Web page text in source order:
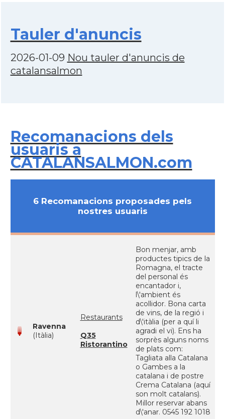
Tauler d'anuncis
2026-01-09 Nou tauler d'anuncis de
catalansalmon
Recomanacions dels
usuaris a
CATALANSALMON.com
6 Recomanacions proposades pels
nostres usuaris
Ravenna
(Itàlia)
Restaurants
Q35
Ristorantino
Bon menjar, amb
productes tipics de la
Romagna, el tracte
del personal és
encantador i,
l\'ambient és
acollidor. Bona carta
de vins, de la regió i
d\'itàlia (per a quí li
agradi el vi). Ens ha
sorprès alguns noms
de plats com:
Tagliata alla Catalana
o Gambes a la
catalana i de postre
Crema Catalana (aquí
son molt catalans).
Millor reservar abans
d\'anar. 0545 192 1018